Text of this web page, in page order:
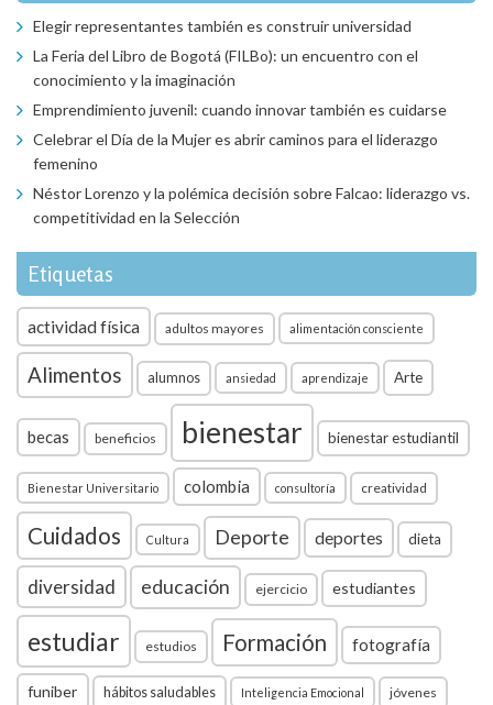
Elegir representantes también es construir universidad
La Feria del Libro de Bogotá (FILBo): un encuentro con el
conocimiento y la imaginación
Emprendimiento juvenil: cuando innovar también es cuidarse
Celebrar el Día de la Mujer es abrir caminos para el liderazgo
femenino
Néstor Lorenzo y la polémica decisión sobre Falcao: liderazgo vs.
competitividad en la Selección
Etiquetas
actividad física adultos mayores alimentación consciente
Alimentos alumnos ansiedad aprendizaje Arte
becas beneficios bienestar bienestar estudiantil
Bienestar Universitario colombia consultoría creatividad
Cuidados Cultura Deporte deportes dieta
diversidad educación ejercicio estudiantes
estudiar estudios Formación fotografía
funiber hábitos saludables Inteligencia Emocional jóvenes